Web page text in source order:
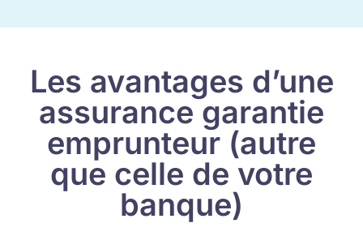
Les avantages d’une
assurance garantie
emprunteur (autre
que celle de votre
banque)